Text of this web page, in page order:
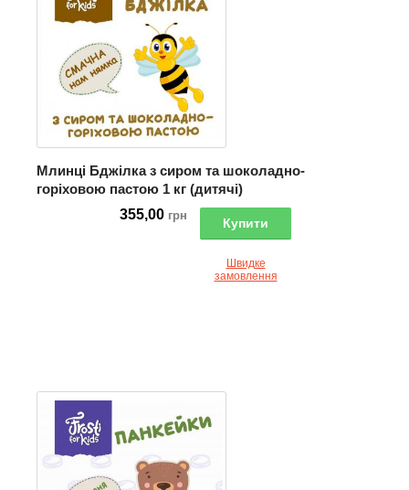
Млинці Бджілка з сиром та шоколадно-
горіховою пастою 1 кг (дитячі)
355,00 грн
Купити
Швидке
замовлення